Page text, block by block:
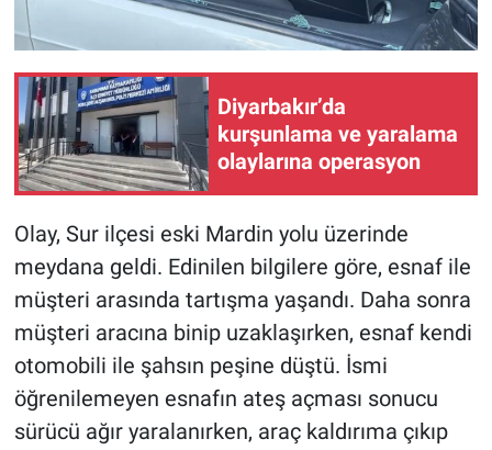
Diyarbakır’da
kurşunlama ve yaralama
olaylarına operasyon
Olay, Sur ilçesi eski Mardin yolu üzerinde
meydana geldi. Edinilen bilgilere göre, esnaf ile
müşteri arasında tartışma yaşandı. Daha sonra
müşteri aracına binip uzaklaşırken, esnaf kendi
otomobili ile şahsın peşine düştü. İsmi
öğrenilemeyen esnafın ateş açması sonucu
sürücü ağır yaralanırken, araç kaldırıma çıkıp